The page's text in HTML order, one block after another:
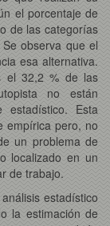
el porcentaje de
de las categorías
Se observa que el
esa alternativa.
el 32,2 % de las
no están
estadístico. Esta
empírica pero, no
un problema de
localizado en un
de trabajo.
estadístico
la estimación de